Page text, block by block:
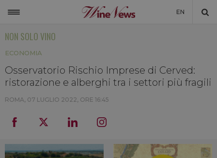
EN
NON SOLO VINO
WINENEWS TV
NON SOLO VINO
ECONOMIA
Osservatorio Rischio Imprese di Cerved:
ristorazione e alberghi tra i settori più fragili
ROMA, 07 LUGLIO 2022, ORE 16:45